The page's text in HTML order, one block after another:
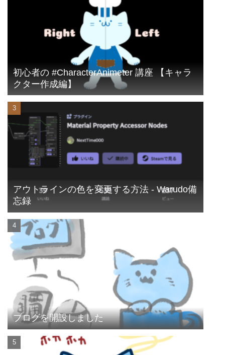
初心者の #CharacterAnimeter 講座 【キャラ
クター作成編】
アウトラインの色を変更する方法 - Warudo備
忘録
ブログを開設しました